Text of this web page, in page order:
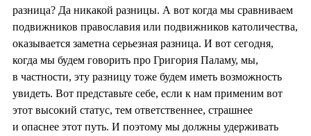
разница? Да никакой разницы. А вот когда мы сравниваем
подвижников православия или подвижников католичества,
оказывается заметна серьезная разница. И вот сегодня,
когда мы будем говорить про Григория Паламу, мы,
в частности, эту разницу тоже будем иметь возможность
увидеть. Вот представьте себе, если к нам применим вот
этот высокий статус, тем ответственнее, страшнее
и опаснее этот путь. И поэтому мы должны удерживать